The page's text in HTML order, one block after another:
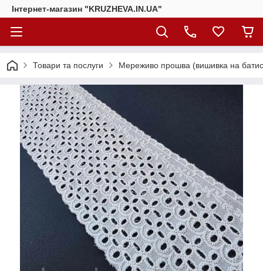
Інтернет-магазин "KRUZHEVA.IN.UA"
Товари та послуги Мереживо прошва (вишивка на